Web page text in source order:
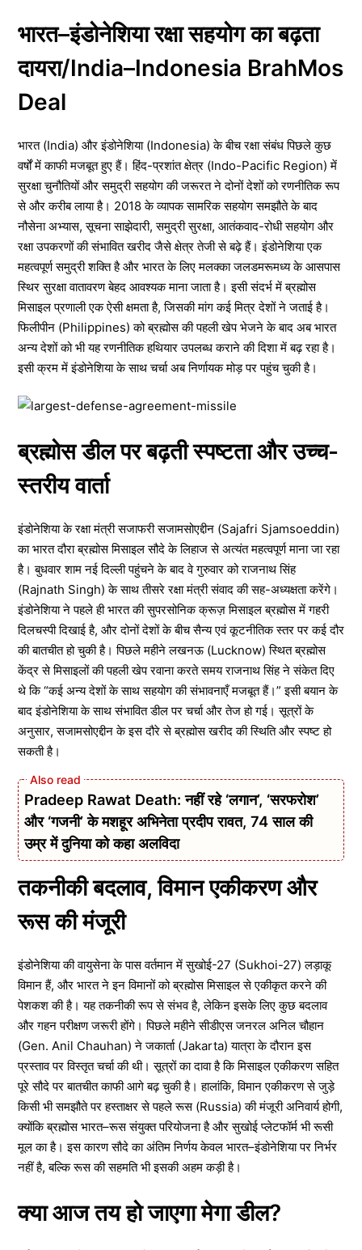
भारत–इंडोनेशिया रक्षा सहयोग का बढ़ता
दायरा/India–Indonesia BrahMos
Deal
भारत (India) और इंडोनेशिया (Indonesia) के बीच रक्षा संबंध पिछले कुछ
वर्षों में काफी मजबूत हुए हैं। हिंद-प्रशांत क्षेत्र (Indo-Pacific Region) में
सुरक्षा चुनौतियों और समुद्री सहयोग की जरूरत ने दोनों देशों को रणनीतिक रूप
से और करीब लाया है। 2018 के व्यापक सामरिक सहयोग समझौते के बाद
नौसेना अभ्यास, सूचना साझेदारी, समुद्री सुरक्षा, आतंकवाद-रोधी सहयोग और
रक्षा उपकरणों की संभावित खरीद जैसे क्षेत्र तेजी से बढ़े हैं। इंडोनेशिया एक
महत्वपूर्ण समुद्री शक्ति है और भारत के लिए मलक्का जलडमरूमध्य के आसपास
स्थिर सुरक्षा वातावरण बेहद आवश्यक माना जाता है। इसी संदर्भ में ब्रह्मोस
मिसाइल प्रणाली एक ऐसी क्षमता है, जिसकी मांग कई मित्र देशों ने जताई है।
फिलीपीन (Philippines) को ब्रह्मोस की पहली खेप भेजने के बाद अब भारत
अन्य देशों को भी यह रणनीतिक हथियार उपलब्ध कराने की दिशा में बढ़ रहा है।
इसी क्रम में इंडोनेशिया के साथ चर्चा अब निर्णायक मोड़ पर पहुंच चुकी है।
ब्रह्मोस डील पर बढ़ती स्पष्टता और उच्च-
स्तरीय वार्ता
इंडोनेशिया के रक्षा मंत्री सजाफरी सजामसोएद्दीन (Sajafri Sjamsoeddin)
का भारत दौरा ब्रह्मोस मिसाइल सौदे के लिहाज से अत्यंत महत्वपूर्ण माना जा रहा
है। बुधवार शाम नई दिल्ली पहुंचने के बाद वे गुरुवार को राजनाथ सिंह
(Rajnath Singh) के साथ तीसरे रक्षा मंत्री संवाद की सह-अध्यक्षता करेंगे।
इंडोनेशिया ने पहले ही भारत की सुपरसोनिक क्रूज़ मिसाइल ब्रह्मोस में गहरी
दिलचस्पी दिखाई है, और दोनों देशों के बीच सैन्य एवं कूटनीतिक स्तर पर कई दौर
की बातचीत हो चुकी है। पिछले महीने लखनऊ (Lucknow) स्थित ब्रह्मोस
केंद्र से मिसाइलों की पहली खेप रवाना करते समय राजनाथ सिंह ने संकेत दिए
थे कि “कई अन्य देशों के साथ सहयोग की संभावनाएँ मजबूत हैं।” इसी बयान के
बाद इंडोनेशिया के साथ संभावित डील पर चर्चा और तेज हो गई। सूत्रों के
अनुसार, सजामसोएद्दीन के इस दौरे से ब्रह्मोस खरीद की स्थिति और स्पष्ट हो
सकती है।
Pradeep Rawat Death: नहीं रहे ‘लगान’, ‘सरफरोश’
और ‘गजनी’ के मशहूर अभिनेता प्रदीप रावत, 74 साल की
उम्र में दुनिया को कहा अलविदा
तकनीकी बदलाव, विमान एकीकरण और
रूस की मंजूरी
इंडोनेशिया की वायुसेना के पास वर्तमान में सुखोई-27 (Sukhoi-27) लड़ाकू
विमान हैं, और भारत ने इन विमानों को ब्रह्मोस मिसाइल से एकीकृत करने की
पेशकश की है। यह तकनीकी रूप से संभव है, लेकिन इसके लिए कुछ बदलाव
और गहन परीक्षण जरूरी होंगे। पिछले महीने सीडीएस जनरल अनिल चौहान
(Gen. Anil Chauhan) ने जकार्ता (Jakarta) यात्रा के दौरान इस
प्रस्ताव पर विस्तृत चर्चा की थी। सूत्रों का दावा है कि मिसाइल एकीकरण सहित
पूरे सौदे पर बातचीत काफी आगे बढ़ चुकी है। हालांकि, विमान एकीकरण से जुड़े
किसी भी समझौते पर हस्ताक्षर से पहले रूस (Russia) की मंजूरी अनिवार्य होगी,
क्योंकि ब्रह्मोस भारत–रूस संयुक्त परियोजना है और सुखोई प्लेटफॉर्म भी रूसी
मूल का है। इस कारण सौदे का अंतिम निर्णय केवल भारत–इंडोनेशिया पर निर्भर
नहीं है, बल्कि रूस की सहमति भी इसकी अहम कड़ी है।
क्या आज तय हो जाएगा मेगा डील?